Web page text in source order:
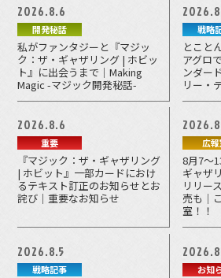
2026.8.6
開発秘話
私がファンタジーと『マジッ
ク：ザ・ギャザリング | ホビッ
ト』に出会うまで｜Making
Magic -マジック開発秘話-
戦略
とこと
アグロ
ンダー
リー・
2026.8.6
重要
『マジック：ザ・ギャザリング
| ホビット』一部カードにおけ
るテキスト訂正のお知らせとお
詫び｜重要なお知らせ
広
8月7～
ギャザ
リリー
売も｜
室！！
2026.8.5
戦略記事 お知